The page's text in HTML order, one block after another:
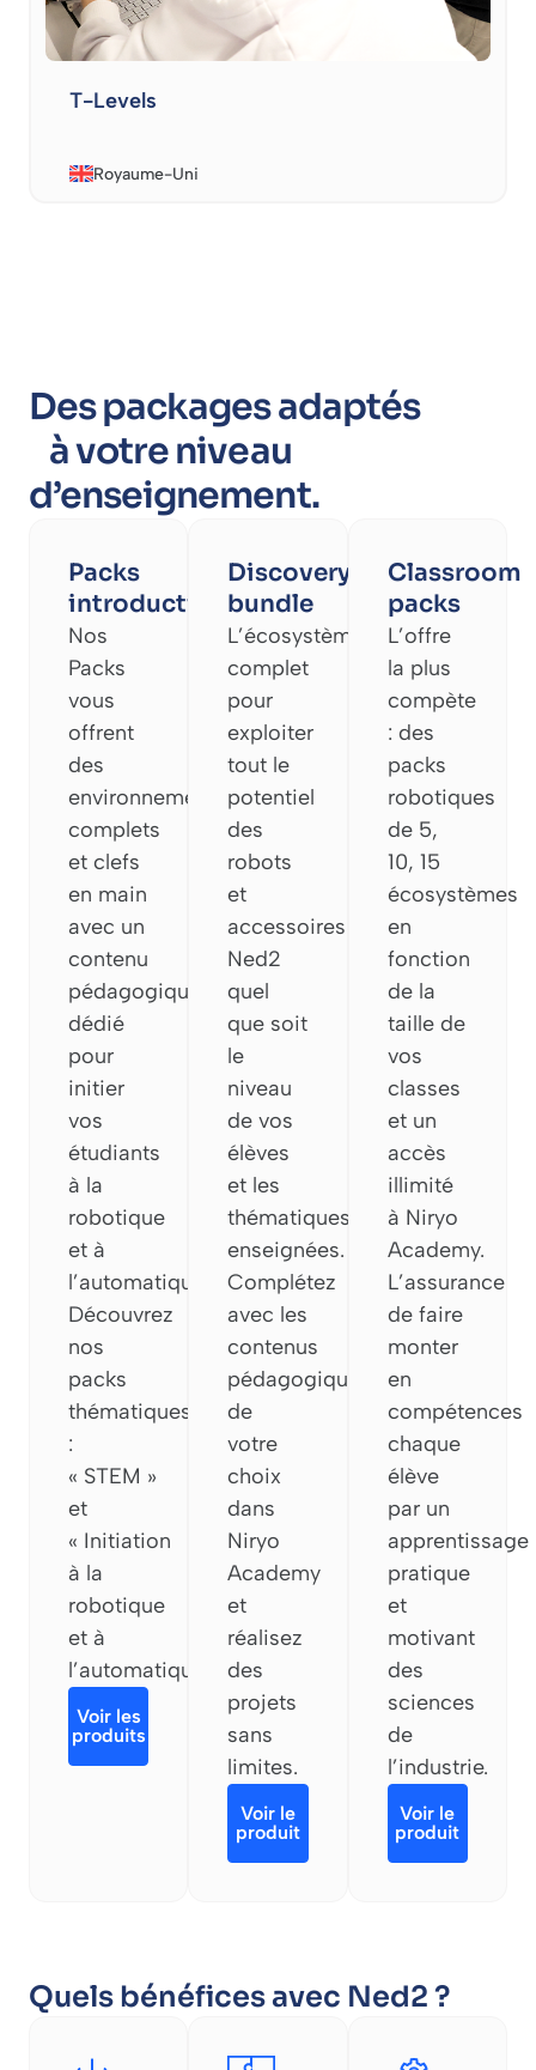
T-Levels
Royaume-Uni
Des packages adaptés
à votre niveau
d’enseignement.
Packs
introductifs
Nos
Packs
vous
offrent
des
environnements
complets
et clefs
en main
avec un
contenu
pédagogique
dédié
pour
initier
vos
étudiants
à la
robotique
et à
l’automatique.
Découvrez
nos
packs
thématiques
:
« STEM »
et
« Initiation
à la
robotique
et à
l’automatique.
Voir les
produits
Discovery
bundle
L’écosystème
complet
pour
exploiter
tout le
potentiel
des
robots
et
accessoires
Ned2
quel
que soit
le
niveau
de vos
élèves
et les
thématiques
enseignées.
Complétez
avec les
contenus
pédagogiques
de
votre
choix
dans
Niryo
Academy
et
réalisez
des
projets
sans
limites.
Voir le
produit
Classroom
packs
L’offre
la plus
compète
: des
packs
robotiques
de 5,
10, 15
écosystèmes
en
fonction
de la
taille de
vos
classes
et un
accès
illimité
à Niryo
Academy.
L’assurance
de faire
monter
en
compétences
chaque
élève
par un
apprentissage
pratique
et
motivant
des
sciences
de
l’industrie.
Voir le
produit
Quels bénéfices avec Ned2 ?